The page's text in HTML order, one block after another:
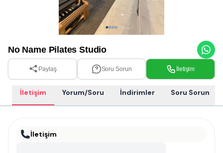
No Name Pilates Studio
Paylaş Soru Sorun İletişim
İletişim Yorum/Soru İndirimler Soru Sorun
İletişim